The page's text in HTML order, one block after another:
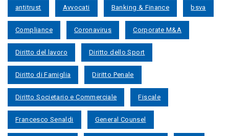
antitrust Avvocati Banking & Finance bsva
Compliance Coronavirus Corporate M&A
Diritto del lavoro Diritto dello Sport
Diritto di Famiglia Diritto Penale
Diritto Societario e Commerciale Fiscale
Francesco Senaldi General Counsel